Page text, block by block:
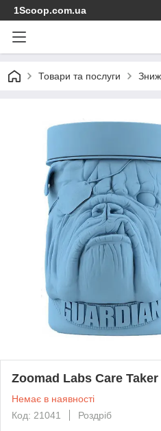
1Scoop.com.ua
Товари та послуги
Zoomad Labs Care
Немає в наявності
Код: 21041
Роздріб